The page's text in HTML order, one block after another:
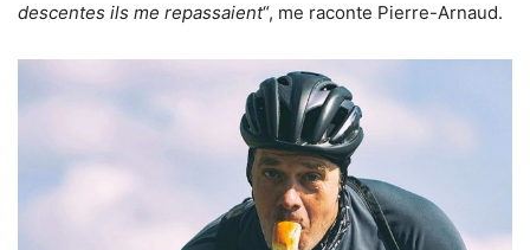
descentes ils me repassaient“, me raconte Pierre-Arnaud.